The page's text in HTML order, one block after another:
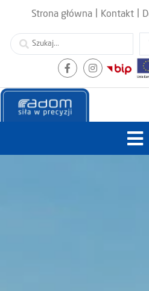
Strona główna Kontakt